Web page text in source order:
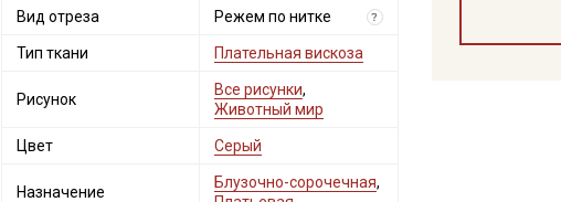
Вид отреза Режем по нитке ?
Тип ткани Плательная вискоза
Рисунок
Все рисунки,
Животный мир
Цвет Серый
Назначение
Блузочно-сорочечная,